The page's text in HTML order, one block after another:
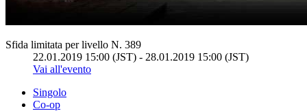
Sfida limitata per livello N. 389
22.01.2019 15:00 (JST) - 28.01.2019 15:00 (JST)
Vai all'evento
Singolo
Co-op